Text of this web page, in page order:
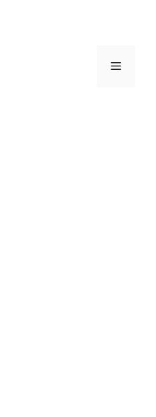
메